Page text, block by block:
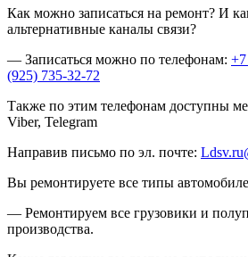
Как можно записаться на ремонт? И
альтернативные каналы связи?
— Записаться можно по телефонам:
(925) 735-32-72
Также по этим телефонам доступны
Viber, Telegram
Направив письмо по эл. почте:
Вы ремонтируете все типы
— Ремонтируем все грузовики и
производства.